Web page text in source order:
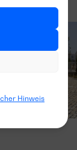
Hinweis